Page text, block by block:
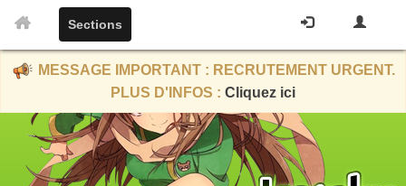
Sections
MESSAGE IMPORTANT : RECRUTEMENT URGENT.
PLUS D'INFOS : Cliquez ici